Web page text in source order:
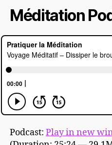
Méditation
Podcast: Play in new